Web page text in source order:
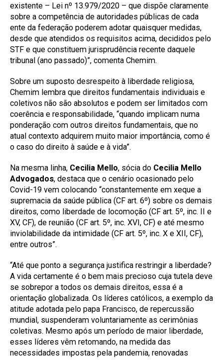
existente – Lei nº 13.979/2020 – que dispõe claramente
sobre a competência de autoridades públicas de cada
ente da federação poderem adotar quaisquer medidas,
desde que atendidos os requisitos acima, decididos pelo
STF e que constituem jurisprudência recente daquele
tribunal (ano passado)”, comenta Chemim.
Sobre um suposto desrespeito à liberdade religiosa,
Chemim lembra que direitos fundamentais individuais e
coletivos não são absolutos e podem ser limitados com
coerência e responsabilidade, “quando implicam numa
ponderação com outros direitos fundamentais, que no
atual contexto adquirem muito maior importância, como é
o caso do direito à saúde e à vida”.
Na mesma linha, Cecilia Mello, sócia do Cecilia Mello
Advogados, destaca que o cenário ocasionado pelo
Covid-19 vem colocando “constantemente em xeque a
supremacia da saúde pública (CF art. 6º) sobre os demais
direitos, como liberdade de locomoção (CF art. 5º, inc. II e
XV, CF), de reunião (CF art. 5º, inc. XVI, CF) e até mesmo
inviolabilidade da intimidade (CF art. 5º, inc. X e XII, CF),
entre outros”.
“Até que ponto a segurança justifica restringir a liberdade?
A vida certamente é o bem mais precioso cuja tutela deve
se sobrepor a todos os demais direitos, essa é a
orientação globalizada. Os líderes católicos, a exemplo da
atitude adotada pelo papa Francisco, de repercussão
mundial, suspenderam voluntariamente as cerimônias
coletivas. Mesmo após um período de maior liberdade,
esses líderes vêm retomando, na medida das
necessidades impostas pela pandemia, renovadas